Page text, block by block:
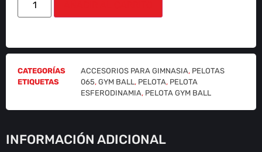
CATEGORÍAS ACCESORIOS PARA GIMNASIA, PELOTAS
ETIQUETAS
065, GYM BALL, PELOTA, PELOTA
ESFERODINAMIA, PELOTA GYM BALL
INFORMACIÓN ADICIONAL